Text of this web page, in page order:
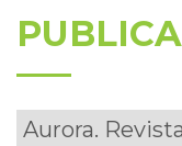
Aurora.